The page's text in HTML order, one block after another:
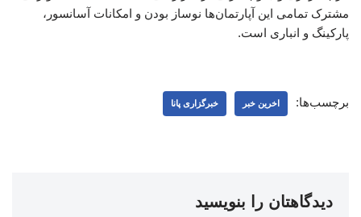
مشترک تمامی این آپارتمان‌ها نوساز بودن و امکانات آسانسور،
پارکینگ و انباری است.
برچسب‌ها: اخرین خبر خبرگزاری پانا
دیدگاهتان را بنویسید